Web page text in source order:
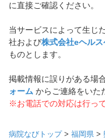
に直接ご確認ください。
当サービスによって生じ
社および株式会社eヘルス
ものとします。
掲載情報に誤りがある場
ォーム からご連絡をいた
※お電話での対応は行っ
病院なびトップ> 福岡県 >